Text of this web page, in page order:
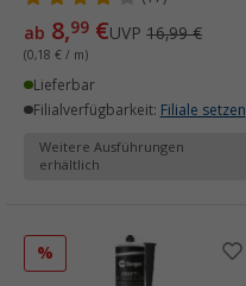
ab 8,99 €UVP 16,99 €
(0,18 € / m)
Lieferbar
Filialverfügbarkeit: Filiale setzen
Weitere Ausführungen
erhältlich
%